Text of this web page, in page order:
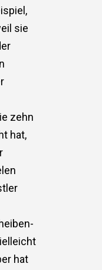
sie
zehn
hat,
hat